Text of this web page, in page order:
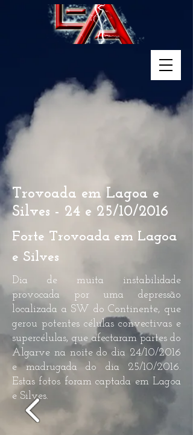
Trovoada em Lagoa e
Silves - 24 e 25/10/2016
Forte Trovoada em Lagoa
e Silves
Dia de muita instabilidade
provocada por uma depressão
localizada a SW do Continente, que
gerou potentes células convectivas e
supercélulas, que afectaram partes do
Algarve na noite do dia 24/10/2016
e madrugada do dia 25/10/2016.
Estas fotos foram captada em Lagoa
e Silves.